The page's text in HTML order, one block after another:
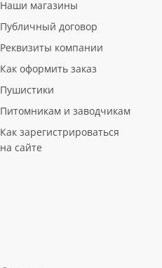
Наши магазины
Публичный договор
Реквизиты компании
Как оформить заказ
Пушистики
Питомникам и заводчикам
Как зарегистрироваться
на сайте